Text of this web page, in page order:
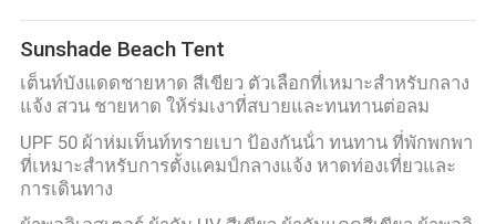
Sunshade Beach Tent
เต็นท์บังแดดชายหาด สีเขียว ตัวเลือกที่เหมาะสำหรับกลาง
แจ้ง สวน ชายหาด ให้ร่มเงาที่สบายและทนทานต่อลม
UPF 50 ผ้าห่มเท็นท์ทรายเบา ป้องกันน้ํา ทนทาน ที่พักพกพา
ที่เหมาะสําหรับการตั้งแคมป์กลางแจ้ง หาดท่องเที่ยวและ
การเดินทาง